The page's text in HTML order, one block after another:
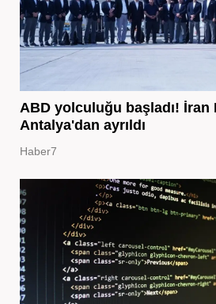
ABD yolculuğu başladı! İran
Antalya'dan ayrıldı
Haber7